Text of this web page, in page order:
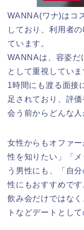
WANNA(ワナ)はコ
しており、利用者
ています。
WANNAは、容姿だ
として重視していま
1時間にも渡る面接
足されており、評
会う前からどんな人
女性からもオファ
性を知りたい」「
う男性にも、「自
性にもおすすめです
飲み会だけではな
トなどデートとし